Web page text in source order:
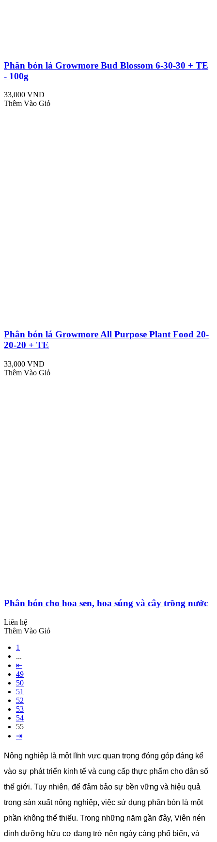
Phân bón lá Growmore Bud Blossom 6-30-30 + TE
- 100g
33,000 VND
Thêm Vào Giỏ
Phân bón lá Growmore All Purpose Plant Food 20-
20-20 + TE
33,000 VND
Thêm Vào Giỏ
Phân bón cho hoa sen, hoa súng và cây trồng nước
Liên hệ
Thêm Vào Giỏ
1
...
⇤
49
50
51
52
53
54
55
⇥
Nông nghiệp là một lĩnh vực quan trọng đóng góp đáng kể
vào sự phát triển kinh tế và cung cấp thực phẩm cho dân số
thế giới. Tuy nhiên, để đảm bảo sự bền vững và hiệu quả
trong sản xuất nông nghiệp, việc sử dụng phân bón là một
phần không thể thiếu. Trong những năm gần đây, Viên nén
dinh dưỡng hữu cơ đang trở nên ngày càng phổ biến, và